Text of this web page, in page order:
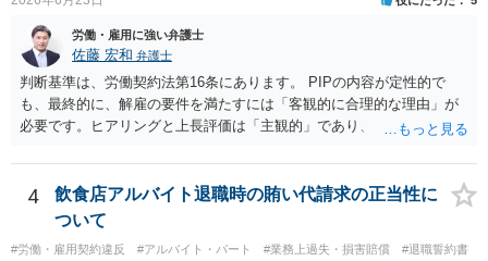
労働・雇用に強い弁護士
佐藤 宏和 弁護士
判断基準は、労働契約法第16条にあります。 PIPの内容が定性的で
も、最終的に、解雇の要件を満たすには「客観的に合理的な理由」が
必要です。ヒアリングと上長評価は「主観的」であり、「客観的に合
利に使うのは難しいです。ですから、これを達成しなければ退職す
る、賃金減額を受け入れる、などの条件が自動的に発動されるもので
ない限り、PIPの定性評価が即解雇につながる可能性は高くなく、今回
をやれば退職させられると考えているケースが多いですが、PIPをやっ
4
飲食店アルバイト退職時の賄い代請求の正当性に
ついて
#労働・雇用契約違反 #アルバイト・パート #業務上過失・損害賠償 #退職誓約書